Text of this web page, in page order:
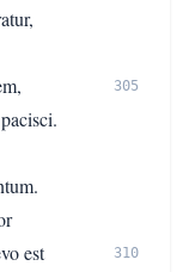
305
est
310